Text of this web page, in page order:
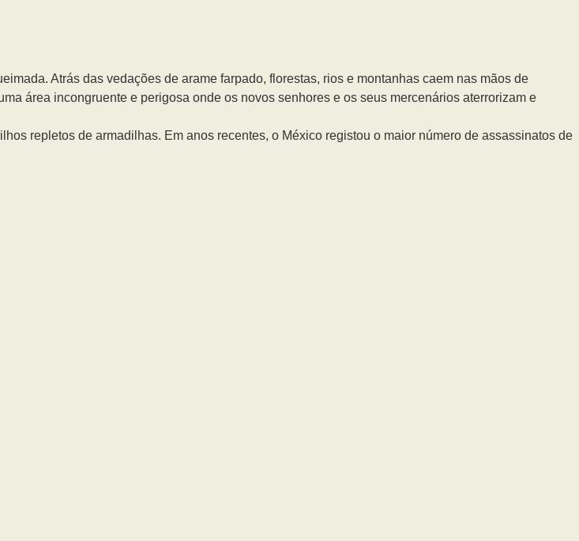
Atrás das vedações de arame farpado, florestas, rios e montanhas caem nas mãos de
área incongruente e perigosa onde os novos senhores e os seus mercenários aterrorizam e
repletos de armadilhas. Em anos recentes, o México registou o maior número de assassinatos de